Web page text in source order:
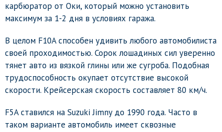
карбюратор от Оки, который можно установить
максимум за 1-2 дня в условиях гаража.
В целом F10A способен удивить любого автомобилиста
своей проходимостью. Сорок лошадиных сил уверенно
тянет авто из вязкой глины или же сугроба. Подобная
трудоспособность окупает отсутствие высокой
скорости. Крейсерская скорость составляет 80 км/ч.
F5A ставился на Suzuki Jimny до 1990 года. Часто в
таком варианте автомобиль имеет сквозные